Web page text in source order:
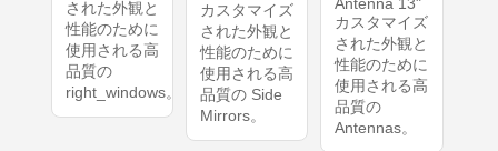
された外観と
性能のために
使用される高
品質の
right_windows。
カスタマイズ
された外観と
性能のために
使用される高
品質の Side
Mirrors。
Antenna 13"
カスタマイズ
された外観と
性能のために
使用される高
品質の
Antennas。